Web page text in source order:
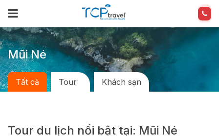
Mũi Né
Tất cả Tour Khách sạn
Tour du lịch nổi bật tại: Mũi Né